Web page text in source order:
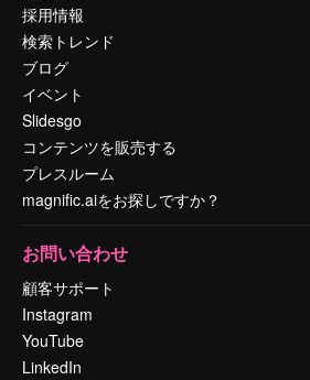
採用情報
検索トレンド
ブログ
イベント
Slidesgo
コンテンツを販売する
プレスルーム
magnific.aiをお探しですか？
お問い合わせ
顧客サポート
Instagram
YouTube
LinkedIn